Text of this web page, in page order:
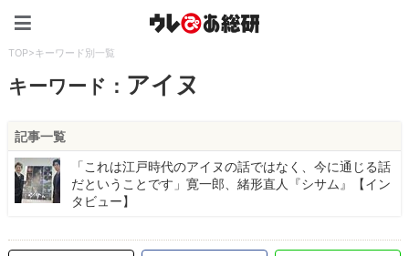
TOP>キーワード別一覧
キーワード： アイヌ
記事一覧
「これは江戸時代のアイヌの話ではなく、今に通じる話
だということです」寛一郎、緒形直人『シサム』【イン
タビュー】